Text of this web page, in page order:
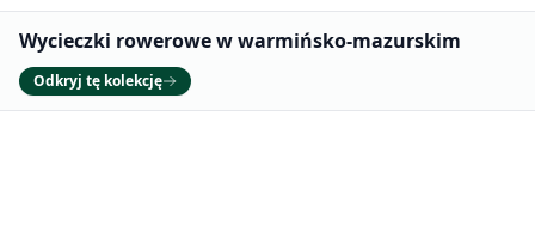
Promowane
Wycieczki rowerowe w warmińsko-mazurskim
Odkryj tę kolekcję